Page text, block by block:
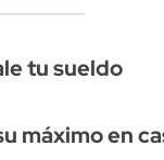
tu sueldo
máximo en